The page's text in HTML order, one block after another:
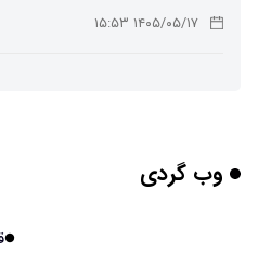
استفاده کردند
۱۴۰۵/۰۵/۱۷ ۱۵:۵۳
مریخ‌نورد ناسا به ماه فرستاده می‌شود
وب گردی